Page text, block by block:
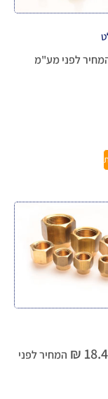
לפני מע"מ
₪ 18.4
המחיר לפני